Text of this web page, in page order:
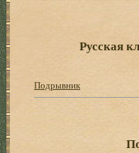
Русская
Подрывник